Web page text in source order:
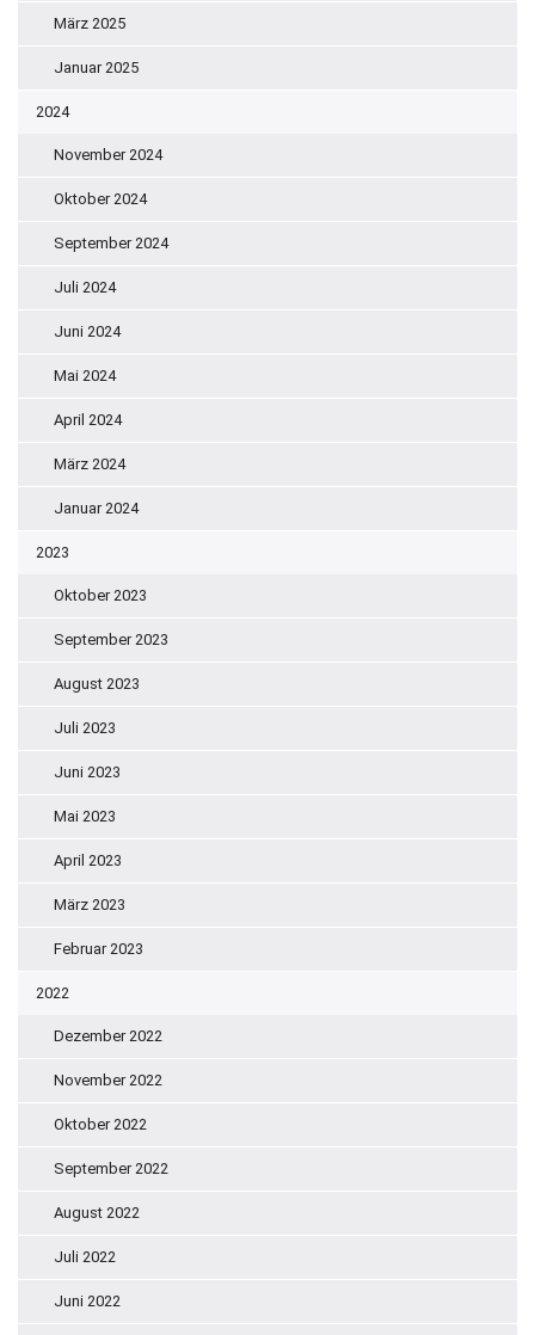
März 2025
Januar 2025
2024
November 2024
Oktober 2024
September 2024
Juli 2024
Juni 2024
Mai 2024
April 2024
März 2024
Januar 2024
2023
Oktober 2023
September 2023
August 2023
Juli 2023
Juni 2023
Mai 2023
April 2023
März 2023
Februar 2023
2022
Dezember 2022
November 2022
Oktober 2022
September 2022
August 2022
Juli 2022
Juni 2022